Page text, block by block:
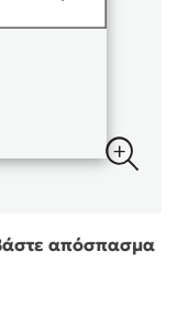
απόσπασμα